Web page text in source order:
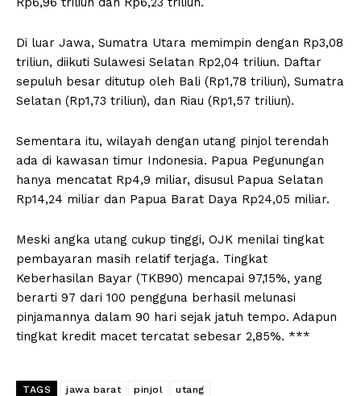
Di luar Jawa, Sumatra Utara memimpin dengan Rp3,08
triliun, diikuti Sulawesi Selatan Rp2,04 triliun. Daftar
sepuluh besar ditutup oleh Bali (Rp1,78 triliun), Sumatra
Selatan (Rp1,73 triliun), dan Riau (Rp1,57 triliun).
Sementara itu, wilayah dengan utang pinjol terendah
ada di kawasan timur Indonesia. Papua Pegunungan
hanya mencatat Rp4,9 miliar, disusul Papua Selatan
Rp14,24 miliar dan Papua Barat Daya Rp24,05 miliar.
Meski angka utang cukup tinggi, OJK menilai tingkat
pembayaran masih relatif terjaga. Tingkat
Keberhasilan Bayar (TKB90) mencapai 97,15%, yang
berarti 97 dari 100 pengguna berhasil melunasi
pinjamannya dalam 90 hari sejak jatuh tempo. Adapun
tingkat kredit macet tercatat sebesar 2,85%. ***
TAGS jawa barat pinjol utang